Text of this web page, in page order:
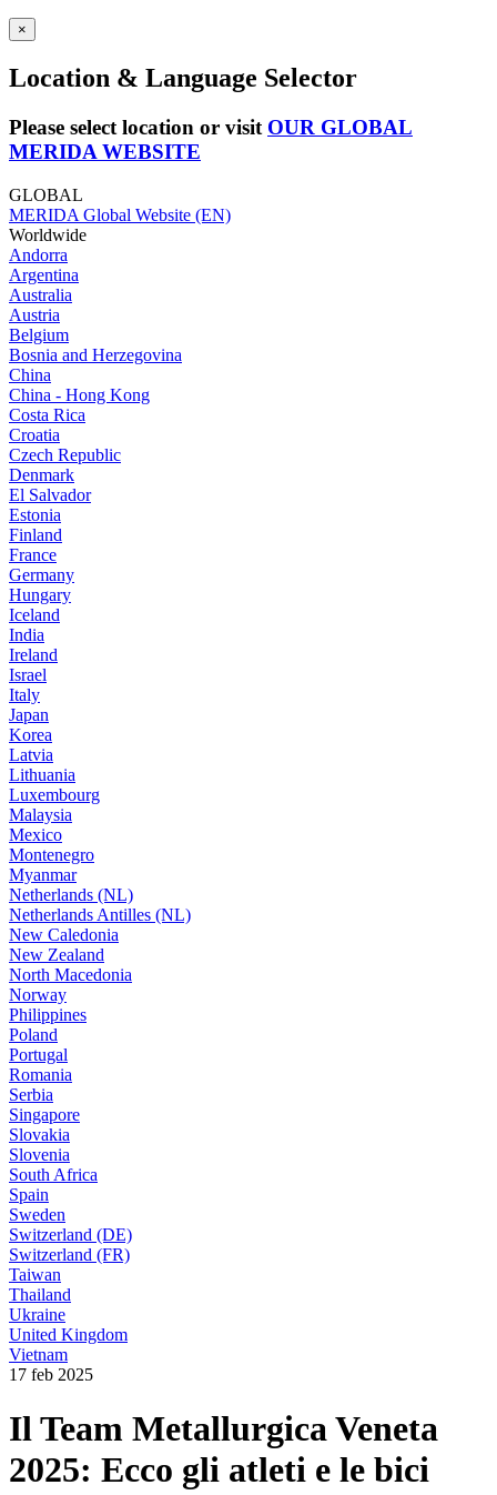
×
Location & Language Selector
Please select location or visit OUR GLOBAL
MERIDA WEBSITE
GLOBAL
MERIDA Global Website (EN)
Worldwide
Andorra
Argentina
Australia
Austria
Belgium
Bosnia and Herzegovina
China
China - Hong Kong
Costa Rica
Croatia
Czech Republic
Denmark
El Salvador
Estonia
Finland
France
Germany
Hungary
Iceland
India
Ireland
Israel
Italy
Japan
Korea
Latvia
Lithuania
Luxembourg
Malaysia
Mexico
Montenegro
Myanmar
Netherlands (NL)
Netherlands Antilles (NL)
New Caledonia
New Zealand
North Macedonia
Norway
Philippines
Poland
Portugal
Romania
Serbia
Singapore
Slovakia
Slovenia
South Africa
Spain
Sweden
Switzerland (DE)
Switzerland (FR)
Taiwan
Thailand
Ukraine
United Kingdom
Vietnam
17 feb 2025
Il Team Metallurgica Veneta
2025: Ecco gli atleti e le bici